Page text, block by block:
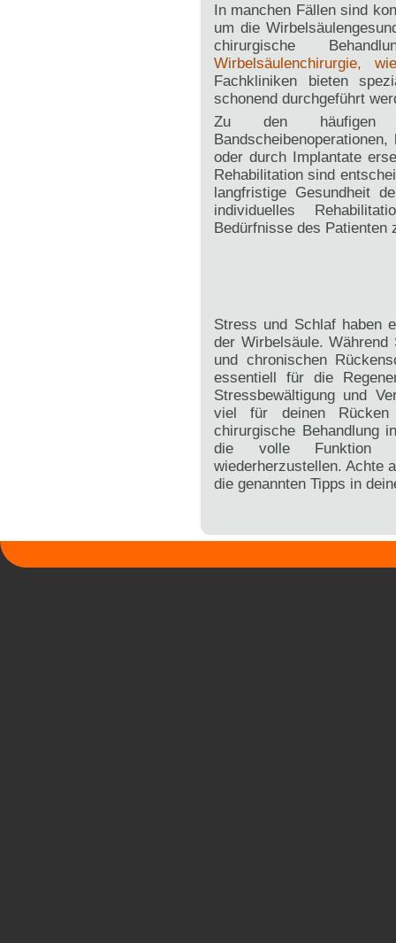
In manchen Fällen sind
um die
chirurgische
Wirbelsäulenchirurgie,
Fachkliniken bieten
schonend durchgeführt
Zu den häufigen
oder durch Implantate
Rehabilitation sind
langfristige Gesundheit
individuelles
Bedürfnisse des Patienten
Stress und Schlaf haben
der Wirbelsäule. Während
und chronischen
essentiell für die
Stressbewältigung und
viel für deinen
chirurgische Behandlung
die volle Funktion
wiederherzustellen. Achte
die genannten Tipps in